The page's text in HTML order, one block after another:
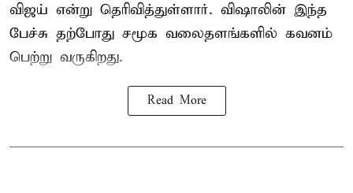
விஜய் என்று தெரிவித்துள்ளார். விஷாலின் இந்த
பேச்சு தற்போது சமூக வலைதளங்களில் கவனம்
பெற்று வருகிறது.
Read More